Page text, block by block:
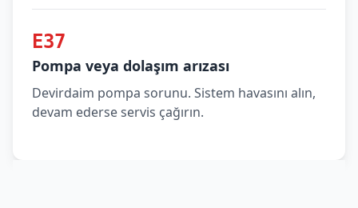
E37
Pompa veya dolaşım arızası
Devirdaim pompa sorunu. Sistem havasını alın,
devam ederse servis çağırın.